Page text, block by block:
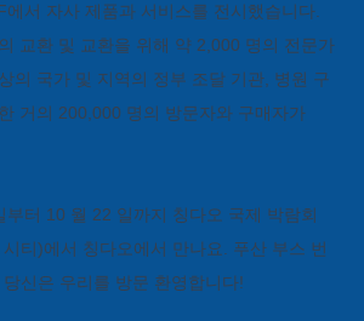
에서 자사 제품과 서비스를 전시했습니다.
교환 및 교환을 위해 약 2,000 명의 전문가
의 국가 및 지역의 정부 조달 기관, 병원 구
거의 200,000 명의 방문자와 구매자가
부터 10 월 22 일까지 칭다오 국제 박람회
티)에서 칭다오에서 만나요. 푸산 부스 번
신은 우리를 방문 환영합니다!